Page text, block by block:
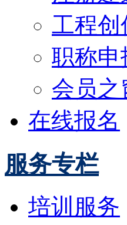
工程创
职称申
会员之
在线报名
服务专栏
培训服务